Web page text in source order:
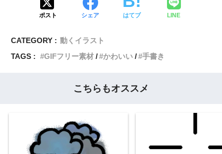
ポスト シェア はてブ LINE
CATEGORY : 動くイラスト
TAGS :
GIFフリー素材 かわいい 手書き
こちらもオススメ